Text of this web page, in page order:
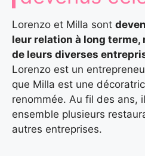
Lorenzo et Milla sont
leur relation à long terme,
de leurs diverses
Lorenzo est un
que Milla est une
renommée. Au fil des ans,
ensemble plusieurs
autres entreprises.